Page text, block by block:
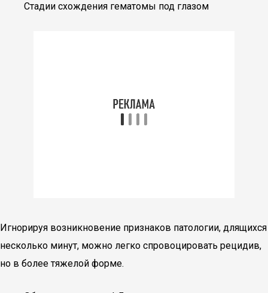
Стадии схождения гематомы под глазом
Игнорируя возникновение признаков патологии, длящихся
несколько минут, можно легко спровоцировать рецидив,
но в более тяжелой форме.